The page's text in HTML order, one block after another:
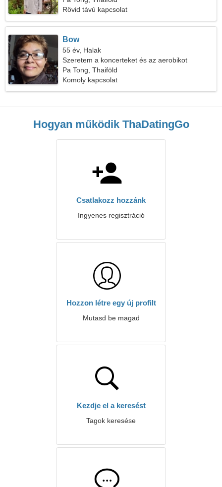
Rövid távú kapcsolat
Bow
55 év, Halak
Szeretem a koncerteket és az aerobikot
Pa Tong, Thaiföld
Komoly kapcsolat
Hogyan működik ThaDatingGo
Csatlakozz hozzánk
Ingyenes regisztráció
Hozzon létre egy új profilt
Mutasd be magad
Kezdje el a keresést
Tagok keresése